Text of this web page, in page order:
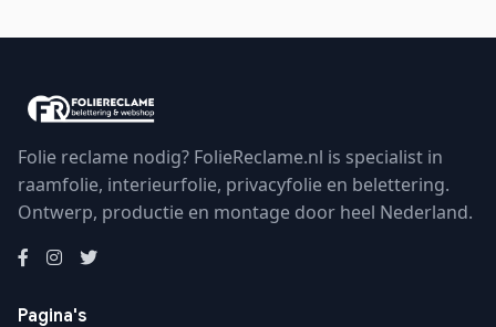
Folie reclame nodig? FolieReclame.nl is specialist in
raamfolie, interieurfolie, privacyfolie en belettering.
Ontwerp, productie en montage door heel Nederland.
Pagina's